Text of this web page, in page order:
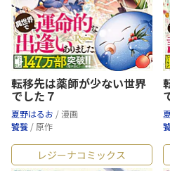
転移先は薬師が少ない世界
でした７
夏野はるお / 漫画
饕餮 / 原作
レジーナコミックス